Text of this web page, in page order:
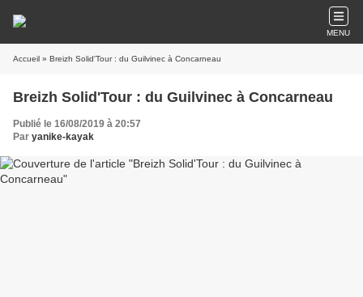
MENU
Accueil » Breizh Solid'Tour : du Guilvinec à Concarneau
Breizh Solid'Tour : du Guilvinec à Concarneau
Publié le 16/08/2019 à 20:57
Par yanike-kayak